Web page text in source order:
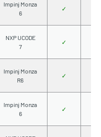
Impinj Monza
6
✓
NXP UCODE
7
✓
Impinj Monza
R6
✓
Impinj Monza
6
✓